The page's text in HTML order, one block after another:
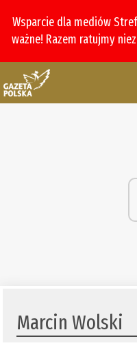
Wsparcie dla mediów
ważne! Razem ratujmy
Marcin Wolski